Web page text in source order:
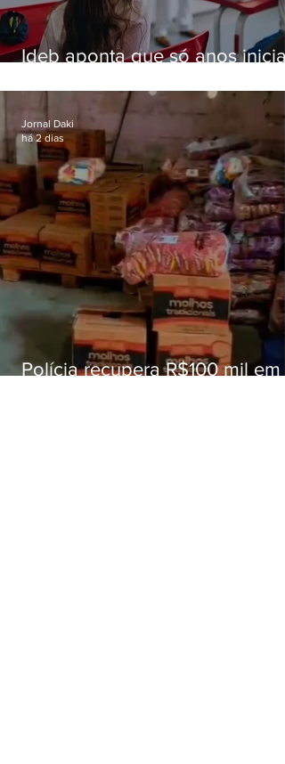
Ideb aponta que só anos
educação
Polícia recupera R$100 mil em
Jornal Daki
há 2 dias